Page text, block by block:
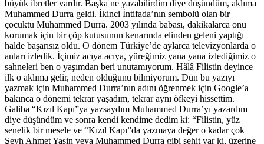
büyük ibretler vardır. Başka ne yazabilirdim diye düşündüm, aklıma
Muhammed Durra geldi. İkinci İntifada’nın sembolü olan bir
çocuktu Muhammed Durra. 2003 yılında babası, dakikalarca onu
korumak için bir çöp kutusunun kenarında elinden geleni yaptığı
halde başarısız oldu. O dönem Türkiye’de aylarca televizyonlarda o
anları izledik. İçimiz acıya acıya, yüreğimiz yana yana izlediğimiz o
sahneleri ben o yaşımdan beri unutamıyorum. Hâlâ Filistin deyince
ilk o aklıma gelir, neden olduğunu bilmiyorum. Dün bu yazıyı
yazmak için Muhammed Durra’nın adını öğrenmek için Google’a
bakınca o dönemi tekrar yaşadım, tekrar aynı öfkeyi hissettim.
Galiba “Kızıl Kapı”ya yazsaydım Muhammed Durra’yı yazardım
diye düşündüm ve sonra kendi kendime dedim ki: “Filistin, yüz
senelik bir mesele ve “Kızıl Kapı”da yazmaya değer o kadar çok
Şeyh Ahmet Yasin veya Muhammed Durra gibi şehit var ki, üzerine